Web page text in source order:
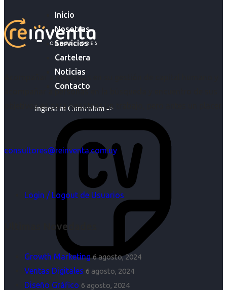
Inicio
Nosotras
Servicios
Cartelera
Noticias
Contacto
Ingresa tu Curriculum ->
Acompañar a empresas en su gestión de capital humano y
acompañar a personas en la búsqueda y encuentro de sus
objetivos es para nosotros un trabajo, pero antes un placer.
consultores@reinventa.com.uy
Login / Logout de Usuarios
Últimas Novedades
Growth Marketing 6 agosto, 2024
Ventas Digitales 6 agosto, 2024
Diseño Gráfico 6 agosto, 2024